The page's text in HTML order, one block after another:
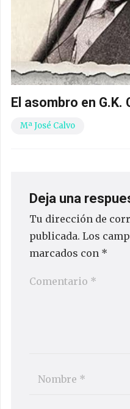
El asombro en G.K.
Mª José Calvo
Deja una
Tu dirección de
publicada. Los
marcados con *